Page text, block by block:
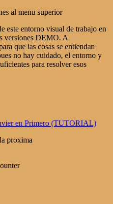
al menu superior
este entorno visual de trabajo en
versiones DEMO. A
que las cosas se entiendan
no hay cuidado, el entorno y
para resolver esos
en Primero (TUTORIAL)
proxima